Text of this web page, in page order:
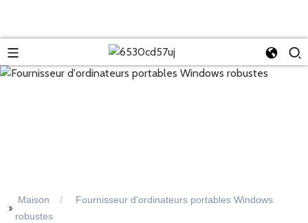
>>
Maison
Fournisseur d'ordinateurs portables Windows
robustes